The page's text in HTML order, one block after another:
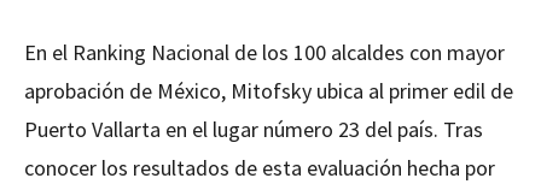
En el Ranking Nacional de los 100 alcaldes con mayor
aprobación de México, Mitofsky ubica al primer edil de
Puerto Vallarta en el lugar número 23 del país. Tras
conocer los resultados de esta evaluación hecha por